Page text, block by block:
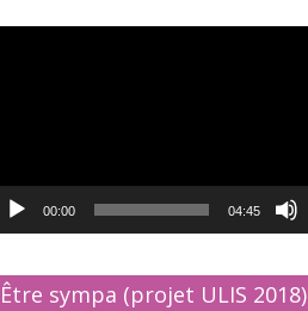
00:00 04:45
Être sympa (projet ULIS 2018)